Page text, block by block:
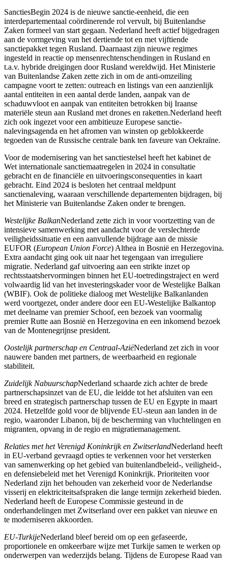
SanctiesBegin 2024 is de nieuwe sanctie-eenheid, die een
interdepartementaal coördinerende rol vervult, bij Buitenlandse
Zaken formeel van start gegaan. Nederland heeft actief bijgedragen
aan de vormgeving van het dertiende tot en met vijftiende
sanctiepakket tegen Rusland. Daarnaast zijn nieuwe regimes
ingesteld in reactie op mensenrechtenschendingen in Rusland en
t.a.v. hybride dreigingen door Rusland wereldwijd. Het Ministerie
van Buitenlandse Zaken zette zich in om de anti-omzeiling
campagne voort te zetten: outreach en listings van een aanzienlijk
aantal entiteiten in een aantal derde landen, aanpak van de
schaduwvloot en aanpak van entiteiten betrokken bij Iraanse
materiële steun aan Rusland met drones en raketten.Nederland heeft
zich ook ingezet voor een ambitieuze Europese sanctie-
nalevingsagenda en het afromen van winsten op geblokkeerde
tegoeden van de Russische centrale bank ten faveure van Oekraïne.
Voor de modernisering van het sanctiestelsel heeft het kabinet de
Wet internationale sanctiemaatregelen in 2024 in consultatie
gebracht en de financiële en uitvoeringsconsequenties in kaart
gebracht. Eind 2024 is besloten het centraal meldpunt
sanctienaleving, waaraan verschillende departementen bijdragen, bij
het Ministerie van Buitenlandse Zaken onder te brengen.
Westelijke BalkanNederland zette zich in voor voortzetting van de
intensieve samenwerking met aandacht voor de verslechterde
veiligheidssituatie en een aanvullende bijdrage aan de missie
EUFOR (European Union Force) Althea in Bosnië en Herzegovina.
Extra aandacht ging ook uit naar het tegengaan van irreguliere
migratie. Nederland gaf uitvoering aan een strikte inzet op
rechtsstaatshervormingen binnen het EU-toetredingstraject en werd
volwaardig lid van het investeringskader voor de Westelijke Balkan
(WBIF). Ook de politieke dialoog met Westelijke Balkanlanden
werd voortgezet, onder andere door een EU-Westelijke Balkantop
met deelname van premier Schoof, een bezoek van voormalig
premier Rutte aan Bosnië en Herzegovina en een inkomend bezoek
van de Montenegrijnse president.
Oostelijk partnerschap en Centraal-AziëNederland zet zich in voor
nauwere banden met partners, de weerbaarheid en regionale
stabiliteit.
Zuidelijk NabuurschapNederland schaarde zich achter de brede
partnerschapsinzet van de EU, die leidde tot het afsluiten van een
breed en strategisch partnerschap tussen de EU en Egypte in maart
2024. Hetzelfde gold voor de blijvende EU-steun aan landen in de
regio, waaronder Libanon, bij de bescherming van vluchtelingen en
migranten, opvang in de regio en migratiemanagement.
Relaties met het Verenigd Koninkrijk en ZwitserlandNederland heeft
in EU-verband gevraagd opties te verkennen voor het versterken
van samenwerking op het gebied van buitenlandbeleid-, veiligheid-,
en defensiebeleid met het Verenigd Koninkrijk. Prioriteiten voor
Nederland zijn het behouden van zekerheid voor de Nederlandse
visserij en elektriciteitsafspraken die lange termijn zekerheid bieden.
Nederland heeft de Europese Commissie gesteund in de
onderhandelingen met Zwitserland over een pakket van nieuwe en
te moderniseren akkoorden.
EU-TurkijeNederland bleef bereid om op een gefaseerde,
proportionele en omkeerbare wijze met Turkije samen te werken op
onderwerpen van wederzijds belang. Tijdens de Europese Raad van